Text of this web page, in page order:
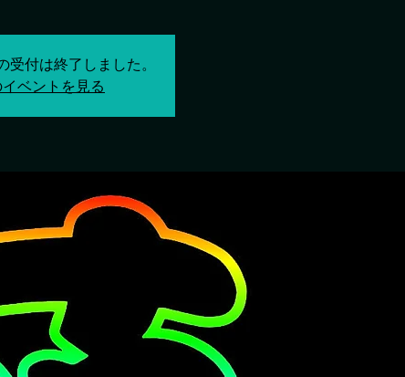
受付は終了しました。
ベントを見る